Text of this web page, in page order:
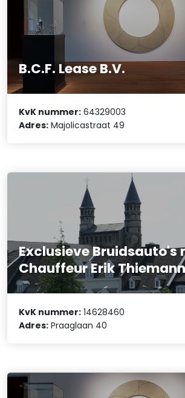
B.C.F. Lease B.V.
KvK nummer: 64329003
Adres: Majolicastraat 49
Exclusieve Bruidsauto's
Chauffeur Erik
KvK nummer: 14628460
Adres: Praaglaan 40